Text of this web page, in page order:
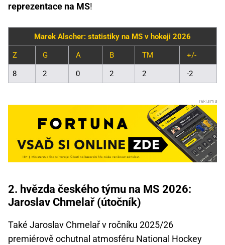
reprezentace na MS!
Marek Alscher: statistiky na MS v hokeji 2026
Z G A B TM +/-
8 2 0 2 2 -2
2. hvězda českého týmu na MS 2026:
Jaroslav Chmelař (útočník)
Také Jaroslav Chmelař v ročníku 2025/26
premiérově ochutnal atmosféru National Hockey